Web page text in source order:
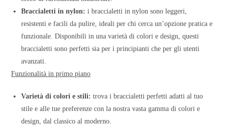
Braccialetti in nylon: i braccialetti in nylon sono leggeri,
resistenti e facili da pulire, ideali per chi cerca un’opzione pratica e
funzionale. Disponibili in una varietà di colori e design, questi
braccialetti sono perfetti sia per i principianti che per gli utenti
avanzati.
Funzionalità in primo piano
Varietà di colori e stili: trova i braccialetti perfetti adatti al tuo
stile e alle tue preferenze con la nostra vasta gamma di colori e
design, dal classico al moderno.